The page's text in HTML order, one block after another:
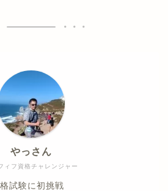
ィフ資格チャレンジャー
やっさん
試験に初挑戦